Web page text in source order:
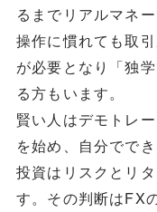
るまでリアルマネ
操作に慣れても取
が必要となり「独
る方もいます。
賢い人はデモトレ
を始め、自分でで
投資はリスクとリ
す。その判断はFX